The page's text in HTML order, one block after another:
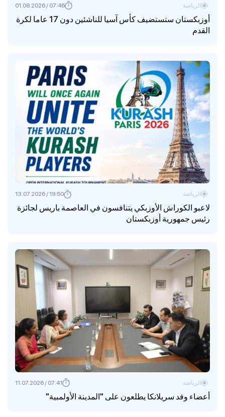
أوزبكستان ستستضيف كأس آسيا للناشئين دون 17 عاما لكرة
القدم
الرياضة 07:46 / 01.08.2026
لاعبو الكوراش الأوزبكي يتنافسون في العاصمة باريس لجائزة
رئيس جمهورية أوزبكستان
الرياضة 19:50 / 13.07.2026
أعضاء وفد سريلانكا يطلعون على "المدينة الأولمبية"
الرياضة 07:41 / 11.07.2026